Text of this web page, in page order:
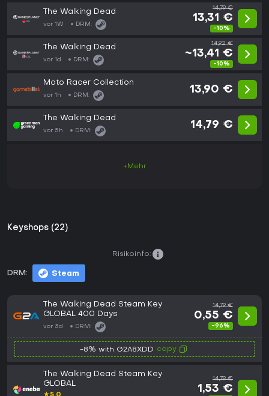
The Walking Dead
vor 1W DRM:
14,79 €
13,31 €
-10%
The Walking Dead
vor 1d DRM:
14,92 €
~13,41 €
-10%
Moto Racer Collection
vor 1h DRM:
13,90 €
The Walking Dead
vor 5h DRM:
14,79 €
+Mehr
Keyshops (22)
DRM: Steam
Risikoinfo:
The Walking Dead Steam Key
GLOBAL 400 Days
vor 3d DRM:
14,79 €
0,55 €
-96%
-8% with G2A8XDD copy
The Walking Dead Steam Key
GLOBAL
14,79 €
1,53 €